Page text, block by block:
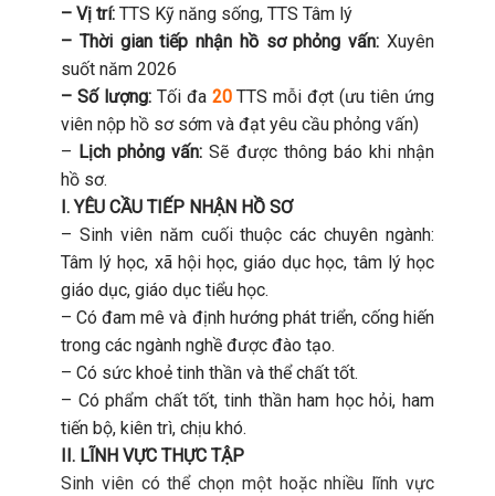
– Vị trí: TTS Kỹ năng sống, TTS Tâm lý
– Thời gian tiếp nhận hồ sơ phỏng vấn: Xuyên
suốt năm 2026
– Số lượng:Tối đa 20 TTS mỗi đợt (ưu tiên ứng
viên nộp hồ sơ sớm và đạt yêu cầu phỏng vấn)
– Lịch phỏng vấn: Sẽ được thông báo khi nhận
hồ sơ.
I. YÊU CẦU TIẾP NHẬN HỒ SƠ
– Sinh viên năm cuối thuộc các chuyên ngành:
Tâm lý học, xã hội học, giáo dục học, tâm lý học
giáo dục, giáo dục tiểu học.
– Có đam mê và định hướng phát triển, cống hiến
trong các ngành nghề được đào tạo.
– Có sức khoẻ tinh thần và thể chất tốt.
– Có phẩm chất tốt, tinh thần ham học hỏi, ham
tiến bộ, kiên trì, chịu khó.
II. LĨNH VỰC THỰC TẬP
Sinh viên có thể chọn một hoặc nhiều lĩnh vực